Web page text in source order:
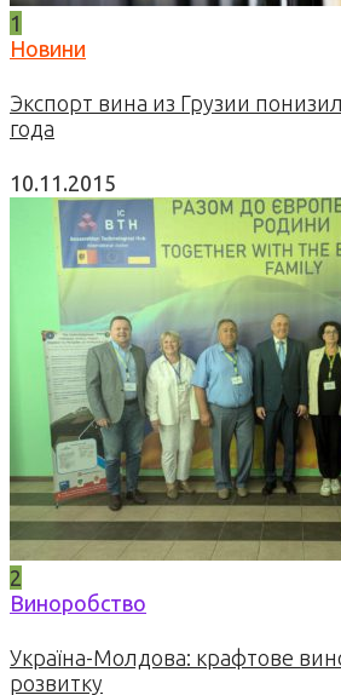
1
Новини
Экспорт вина из Грузии
года
10.11.2015
2
Виноробство
Україна-Молдова: крафтове
розвитку